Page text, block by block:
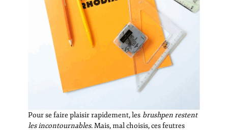
Pour se faire plaisir rapidement, les brushpen restent
les incontournables. Mais, mal choisis, ces feutres